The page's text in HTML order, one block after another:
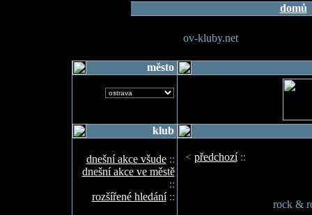
domů
ov-kluby.net
město
klub
dnešní akce všude::
dnešní akce ve městě
::
rozšířené hledání::
< předchozí::
rock &